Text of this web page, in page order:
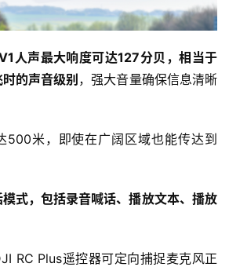
人声最大响度可达127分贝，相当于
的声音级别，强大音量确保信息清晰
500米，即使在广阔区域也能传达到
式，包括录音喊话、播放文本、播放
RC Plus遥控器可定向捕捉麦克风正